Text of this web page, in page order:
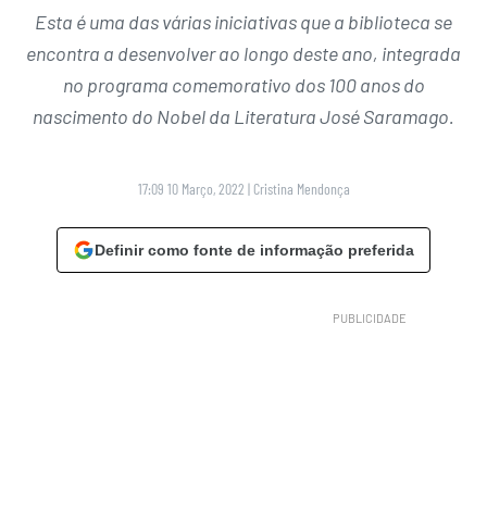
Esta é uma das várias iniciativas que a biblioteca se
encontra a desenvolver ao longo deste ano, integrada
no programa comemorativo dos 100 anos do
nascimento do Nobel da Literatura José Saramago.
17:09 10 Março, 2022 | Cristina Mendonça
Definir como fonte de informação preferida